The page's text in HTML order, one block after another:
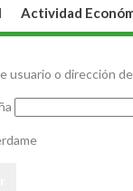
Actividad
usuario o dirección